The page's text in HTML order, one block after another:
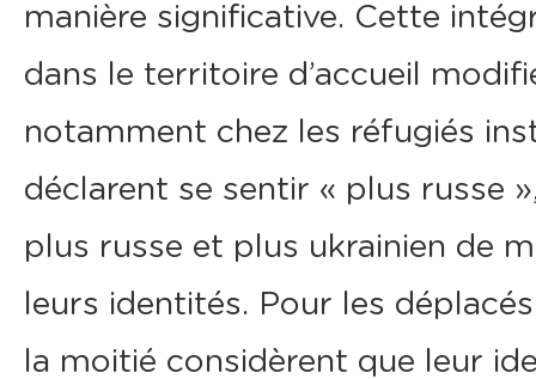
manière significative. Cette
dans le territoire d’accueil
notamment chez les réfugiés
déclarent se sentir « plus russe
plus russe et plus ukrainien de
leurs identités. Pour les
la moitié considèrent que leur